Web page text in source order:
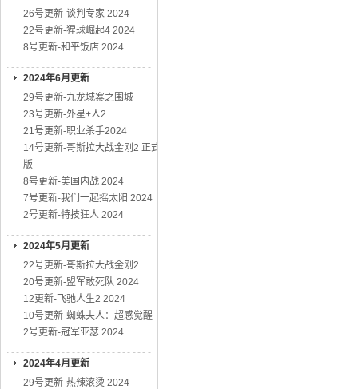
26号更新-谈判专家 2024
22号更新-猩球崛起4 2024
8号更新-和平饭店 2024
2024年6月更新
29号更新-九龙城寨之围城
23号更新-外星+人2
21号更新-职业杀手2024
14号更新-哥斯拉大战金刚2 正式
版
8号更新-美国内战 2024
7号更新-我们一起摇太阳 2024
2号更新-特技狂人 2024
2024年5月更新
22号更新-哥斯拉大战金刚2
20号更新-盟军敢死队 2024
12更新-飞驰人生2 2024
10号更新-蜘蛛夫人：超感觉醒
2号更新-冠军亚瑟 2024
2024年4月更新
29号更新-热辣滚烫 2024